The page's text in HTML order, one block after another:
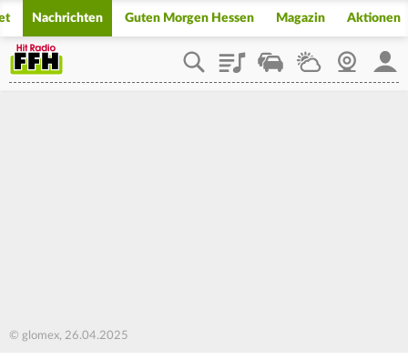
Nachrichten Guten Morgen Hessen Magazin Aktionen
PlaylistStaupilotWetterWebcam
© glomex, 26.04.2025